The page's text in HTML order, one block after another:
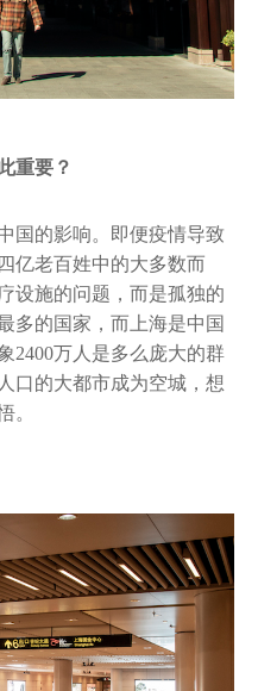
重要？
国的影响。即便疫情导致
亿老百姓中的大多数而
设施的问题，而是孤独的
多的国家，而上海是中国
2400万人是多么庞大的群
口的大都市成为空城，想
。